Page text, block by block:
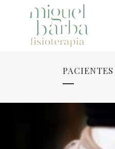
PACIENTES